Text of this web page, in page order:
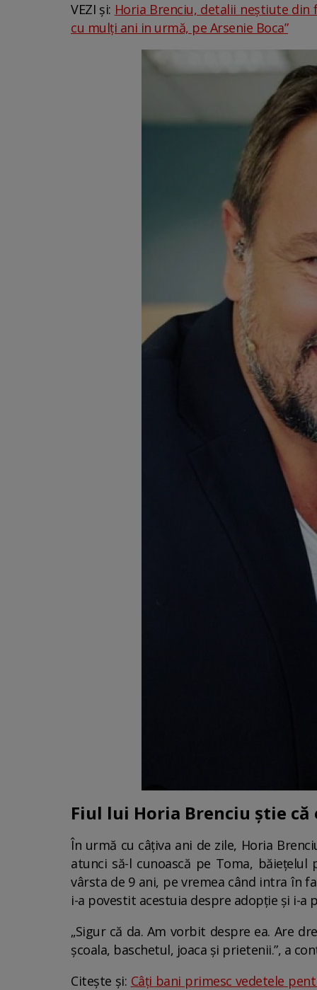
VEZI și: Horia Brenciu, detalii neștiute
cu mulți ani in urmă, pe Arsenie Boca”
Fiul lui Horia Brenciu știe
În urmă cu câțiva ani de zile, Horia
atunci să-l cunoască pe Toma,
vârsta de 9 ani, pe vremea când intra în
i-a povestit acestuia despre adopție și i-a
„Sigur că da. Am vorbit despre ea. Are
școala, baschetul, joaca și prietenii.”, a
Citește și: Câți bani primesc vedetele